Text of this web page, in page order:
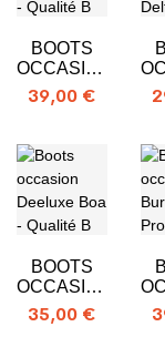
BOOTS
OCCASION
HEAD SIX
00
39,00 €
BOOTS
OCCASION
DEELUXE
BOA
35,00 €